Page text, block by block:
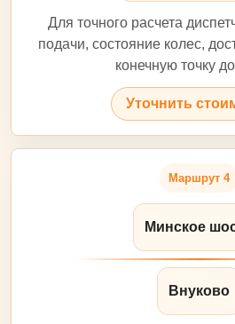
Для точного расчета
подачи, состояние колес,
конечную точку
Уточнить
Маршрут 4
Минское
Внуково